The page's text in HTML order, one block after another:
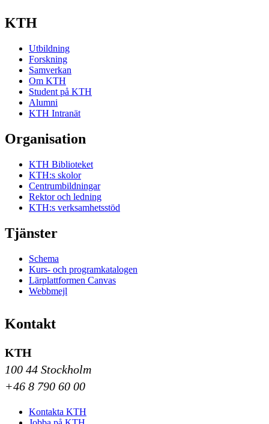
KTH
Utbildning
Forskning
Samverkan
Om KTH
Student på KTH
Alumni
KTH Intranät
Organisation
KTH Biblioteket
KTH:s skolor
Centrumbildningar
Rektor och ledning
KTH:s verksamhetsstöd
Tjänster
Schema
Kurs- och programkatalogen
Lärplattformen Canvas
Webbmejl
Kontakt
KTH
100 44 Stockholm
+46 8 790 60 00
Kontakta KTH